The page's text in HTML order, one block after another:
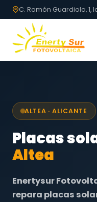
C. Ramón Guardiola, 1,
ALTEA · ALICANTE
Placas
Altea
Enertysur
repara placas